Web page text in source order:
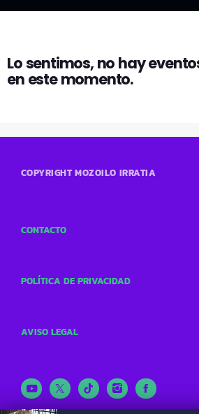
Lo sentimos, no hay
en este momento.
COPYRIGHT MOZOILO IRRATIA
CONTACTO
POLÍTICA DE PRIVACIDAD
AVISO LEGAL